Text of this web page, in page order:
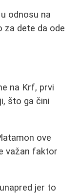
odnosu na
za dete da ode
na Krf, prvi
što ga čini
ove
važan faktor
jer to